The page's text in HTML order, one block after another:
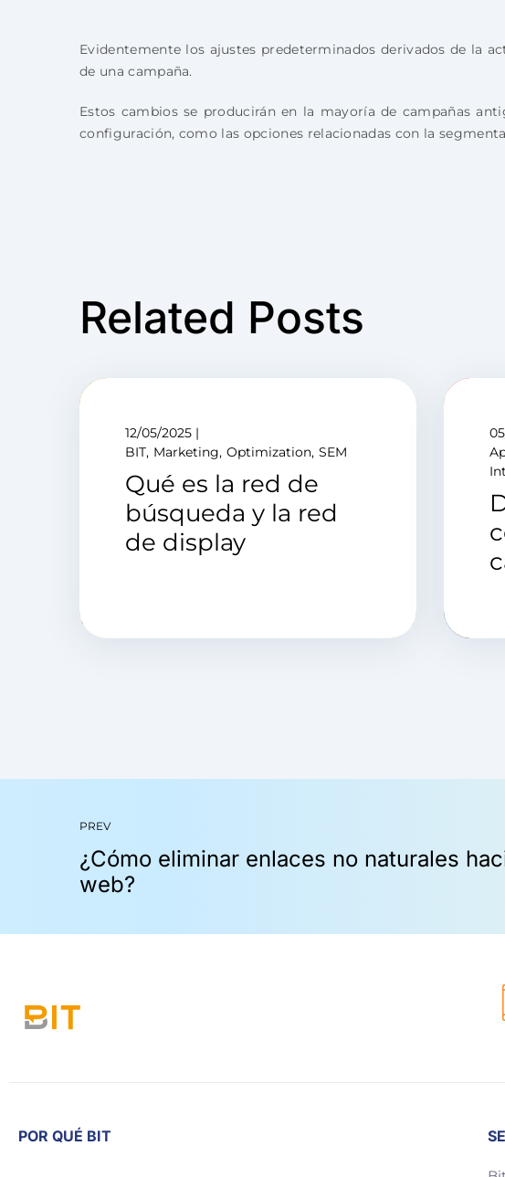
Evidentemente los ajustes predeterminados derivados de la
de una campaña.
Estos cambios se producirán en la mayoría de campañas
configuración, como las opciones relacionadas con la
Related Posts
12/05/2025
BIT Marketing Optimization SEM
Qué es la red de
búsqueda y la red
de display
PREV
POR QUÉ BIT